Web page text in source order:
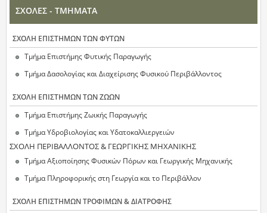
ΣΧΟΛΕΣ - ΤΜΗΜΑΤΑ
ΣΧΟΛΗ ΕΠΙΣΤΗΜΩΝ ΤΩΝ ΦΥΤΩΝ
Τμήμα Επιστήμης Φυτικής Παραγωγής
Τμήμα Δασολογίας και Διαχείρισης Φυσικού Περιβάλλοντος
ΣΧΟΛΗ ΕΠΙΣΤΗΜΩΝ ΤΩΝ ΖΩΩΝ
Τμήμα Επιστήμης Ζωικής Παραγωγής
Τμήμα Υδροβιολογίας και Υδατοκαλλιεργειών
ΣΧΟΛΗ ΠΕΡΙΒΑΛΛΟΝΤΟΣ & ΓΕΩΡΓΙΚΗΣ ΜΗΧΑΝΙΚΗΣ
Τμήμα Αξιοποίησης Φυσικών Πόρων και Γεωργικής Μηχανικής
Τμήμα Πληροφορικής στη Γεωργία και το Περιβάλλον
ΣΧΟΛΗ ΕΠΙΣΤΗΜΩΝ ΤΡΟΦΙΜΩΝ & ΔΙΑΤΡΟΦΗΣ